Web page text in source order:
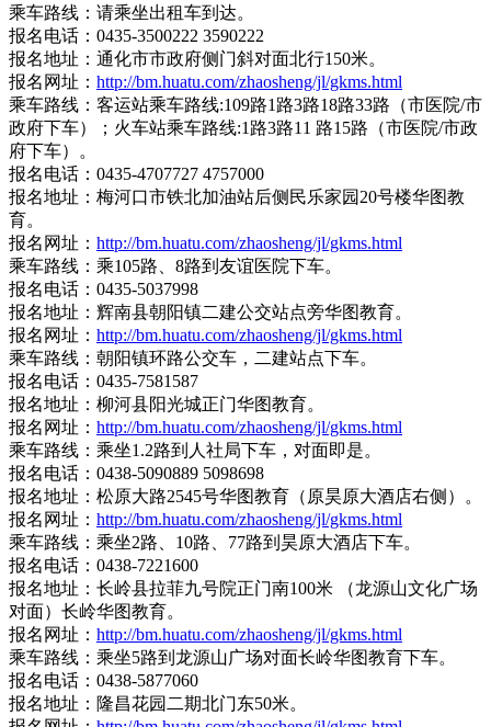
乘车路线：请乘坐出租车到达。
报名电话：0435-3500222 3590222
报名地址：通化市市政府侧门斜对面北行150米。
报名网址： http://bm.huatu.com/zhaosheng/jl/gkms.html
乘车路线：客运站乘车路线:109路1路3路18路33路（市医院/市
政府下车）；火车站乘车路线:1路3路11 路15路（市医院/市政
府下车）。
报名电话：0435-4707727 4757000
报名地址：梅河口市铁北加油站后侧民乐家园20号楼华图教
育。
报名网址： http://bm.huatu.com/zhaosheng/jl/gkms.html
乘车路线：乘105路、8路到友谊医院下车。
报名电话：0435-5037998
报名地址：辉南县朝阳镇二建公交站点旁华图教育。
报名网址： http://bm.huatu.com/zhaosheng/jl/gkms.html
乘车路线：朝阳镇环路公交车，二建站点下车。
报名电话：0435-7581587
报名地址：柳河县阳光城正门华图教育。
报名网址： http://bm.huatu.com/zhaosheng/jl/gkms.html
乘车路线：乘坐1.2路到人社局下车，对面即是。
报名电话：0438-5090889 5098698
报名地址：松原大路2545号华图教育（原昊原大酒店右侧）。
报名网址： http://bm.huatu.com/zhaosheng/jl/gkms.html
乘车路线：乘坐2路、10路、77路到昊原大酒店下车。
报名电话：0438-7221600
报名地址：长岭县拉菲九号院正门南100米 （龙源山文化广场
对面）长岭华图教育。
报名网址： http://bm.huatu.com/zhaosheng/jl/gkms.html
乘车路线：乘坐5路到龙源山广场对面长岭华图教育下车。
报名电话：0438-5877060
报名地址：隆昌花园二期北门东50米。